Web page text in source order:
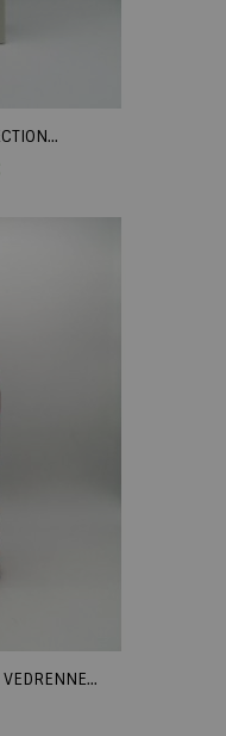
Prix